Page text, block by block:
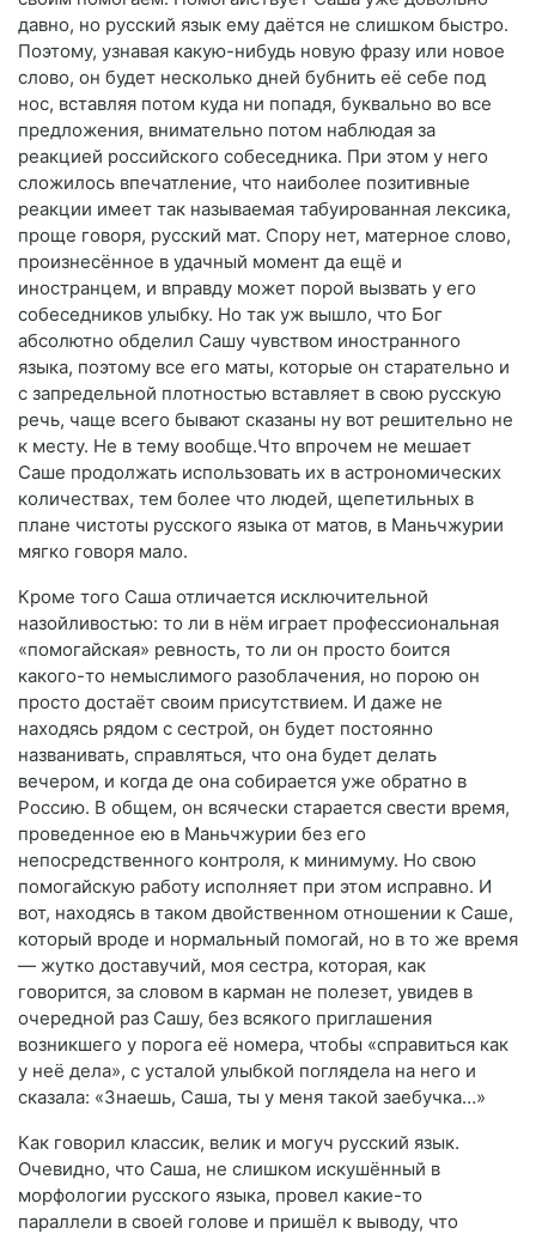
давно, но русский язык ему даётся не слишком быстро.
Поэтому, узнавая какую-нибудь новую фразу или новое
слово, он будет несколько дней бубнить её себе под
нос, вставляя потом куда ни попадя, буквально во все
предложения, внимательно потом наблюдая за
реакцией российского собеседника. При этом у него
сложилось впечатление, что наиболее позитивные
реакции имеет так называемая табуированная лексика,
проще говоря, русский мат. Спору нет, матерное слово,
произнесённое в удачный момент да ещё и
иностранцем, и вправду может порой вызвать у его
собеседников улыбку. Но так уж вышло, что Бог
абсолютно обделил Сашу чувством иностранного
языка, поэтому все его маты, которые он старательно и
с запредельной плотностью вставляет в свою русскую
речь, чаще всего бывают сказаны ну вот решительно не
к месту. Не в тему вообще.Что впрочем не мешает
Саше продолжать использовать их в астрономических
количествах, тем более что людей, щепетильных в
плане чистоты русского языка от матов, в Маньчжурии
мягко говоря мало.
Кроме того Саша отличается исключительной
назойливостью: то ли в нём играет профессиональная
«помогайская» ревность, то ли он просто боится
какого-то немыслимого разоблачения, но порою он
просто достаёт своим присутствием. И даже не
находясь рядом с сестрой, он будет постоянно
названивать, справляться, что она будет делать
вечером, и когда де она собирается уже обратно в
Россию. В общем, он всячески старается свести время,
проведенное ею в Маньчжурии без его
непосредственного контроля, к минимуму. Но свою
помогайскую работу исполняет при этом исправно. И
вот, находясь в таком двойственном отношении к Саше,
который вроде и нормальный помогай, но в то же время
— жутко доставучий, моя сестра, которая, как
говорится, за словом в карман не полезет, увидев в
очередной раз Сашу, без всякого приглашения
возникшего у порога её номера, чтобы «справиться как
у неё дела», с усталой улыбкой поглядела на него и
сказала: «Знаешь, Саша, ты у меня такой заебучка…»
Как говорил классик, велик и могуч русский язык.
Очевидно, что Саша, не слишком искушённый в
морфологии русского языка, провел какие-то
параллели в своей голове и пришёл к выводу, что